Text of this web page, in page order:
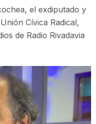
el exdiputado y
Cívica Radical,
de Radio Rivadavia